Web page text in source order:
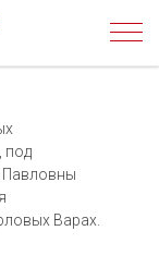
под
Павловны
Варах.